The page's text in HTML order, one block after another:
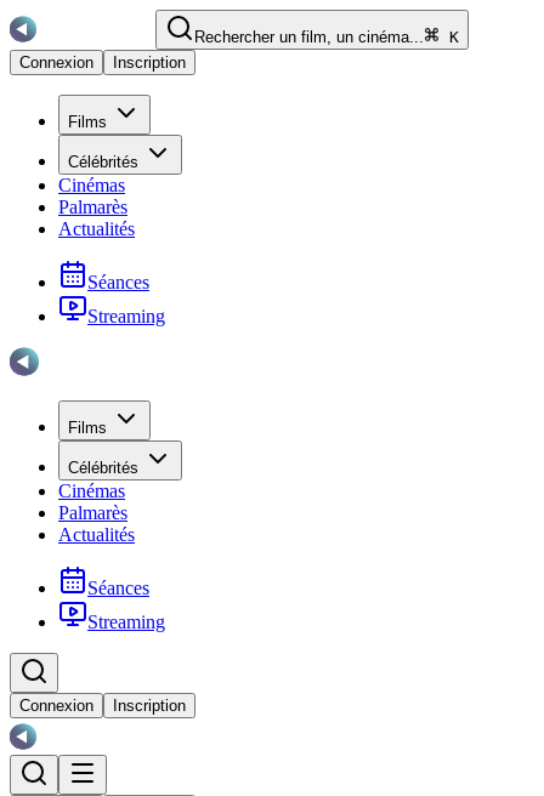
Rechercher un film, un cinéma...
K
Connexion
Inscription
Films
Célébrités
Cinémas
Palmarès
Actualités
Séances
Streaming
Films
Célébrités
Cinémas
Palmarès
Actualités
Séances
Streaming
Connexion Inscription